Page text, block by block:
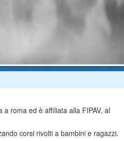
roma ed è affiliata alla FIPAV, al
corsi rivolti a bambini e ragazzi.